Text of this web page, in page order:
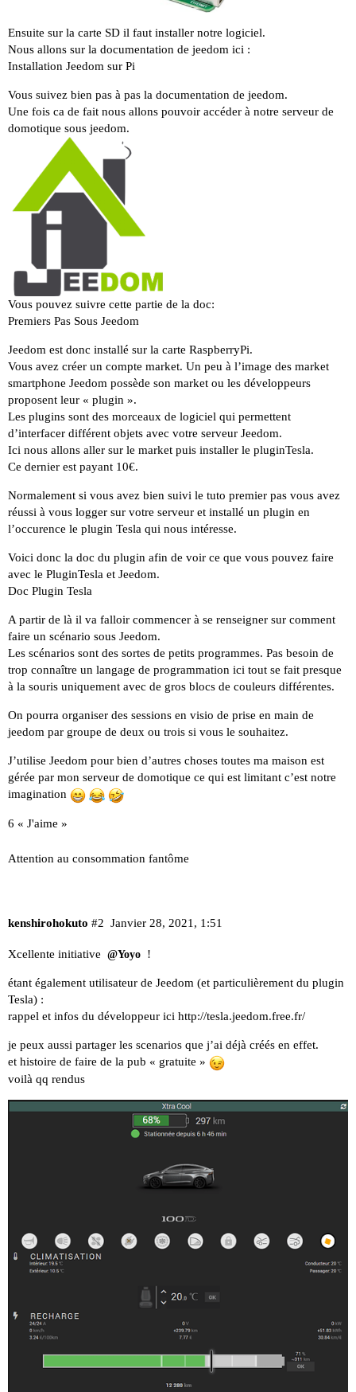
Ensuite sur la carte SD il faut installer notre logiciel.
Nous allons sur la documentation de jeedom ici :
Installation Jeedom sur Pi
Vous suivez bien pas à pas la documentation de jeedom.
Une fois ca de fait nous allons pouvoir accéder à notre serveur de
domotique sous jeedom.
Vous pouvez suivre cette partie de la doc:
Premiers Pas Sous Jeedom
Jeedom est donc installé sur la carte RaspberryPi.
Vous avez créer un compte market. Un peu à l’image des market
smartphone Jeedom possède son market ou les développeurs
proposent leur « plugin ».
Les plugins sont des morceaux de logiciel qui permettent
d’interfacer différent objets avec votre serveur Jeedom.
Ici nous allons aller sur le market puis installer le pluginTesla.
Ce dernier est payant 10€.
Normalement si vous avez bien suivi le tuto premier pas vous avez
réussi à vous logger sur votre serveur et installé un plugin en
l’occurence le plugin Tesla qui nous intéresse.
Voici donc la doc du plugin afin de voir ce que vous pouvez faire
avec le PluginTesla et Jeedom.
Doc Plugin Tesla
A partir de là il va falloir commencer à se renseigner sur comment
faire un scénario sous Jeedom.
Les scénarios sont des sortes de petits programmes. Pas besoin de
trop connaître un langage de programmation ici tout se fait presque
à la souris uniquement avec de gros blocs de couleurs différentes.
On pourra organiser des sessions en visio de prise en main de
jeedom par groupe de deux ou trois si vous le souhaitez.
J’utilise Jeedom pour bien d’autres choses toutes ma maison est
gérée par mon serveur de domotique ce qui est limitant c’est notre
imagination
6 « J'aime »
Attention au consommation fantôme
kenshirohokuto Janvier 28, 2021, 1:51
#2
Xcellente initiative @Yoyo !
étant également utilisateur de Jeedom (et particulièrement du plugin
Tesla) :
rappel et infos du développeur ici http://tesla.jeedom.free.fr/
je peux aussi partager les scenarios que j’ai déjà créés en effet.
et histoire de faire de la pub « gratuite »
voilà qq rendus